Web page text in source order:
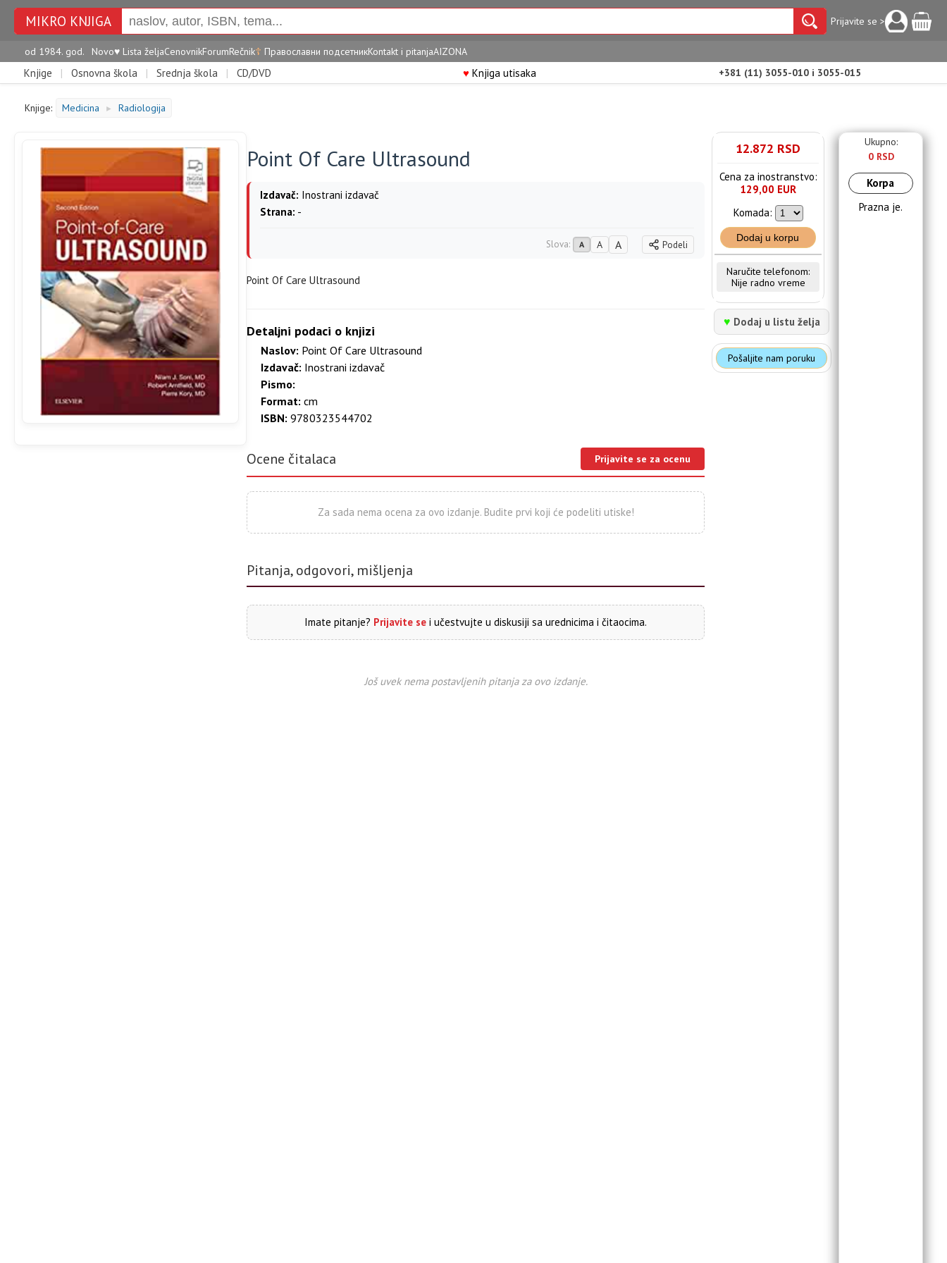
MIKRO KNJIGA Prijavite se >
od 1984. god. Novo♥ Lista željaCenovnikForumRečnik☦ Православни подсетникKontakt i pitanjaAIZONA
Knjige | Osnovna škola | Srednja škola | CD/DVD ♥Knjiga utisaka +381 (11) 3055-010 i 3055-015
Knjige: Medicina ► Radiologija
Point Of Care Ultrasound
Izdavač: Inostrani izdavač
Strana: -
Slova: A A A Podeli
Point Of Care Ultrasound
Detaljni podaci o knjizi
Naslov: Point Of Care Ultrasound
Izdavač: Inostrani izdavač
Pismo:
Format: cm
ISBN: 9780323544702
Ocene čitalaca Prijavite se za ocenu
Za sada nema ocena za ovo izdanje. Budite prvi koji će podeliti utiske!
Pitanja, odgovori, mišljenja
Imate pitanje? Prijavite se i učestvujte u diskusiji sa urednicima i čitaocima.
Još uvek nema postavljenih pitanja za ovo izdanje.
12.872 RSD
Cena za inostranstvo:
129,00 EUR
Komada:
Dodaj u korpu
Naručite telefonom:
Nije radno vreme
♥ Dodaj u listu želja
Pošaljite nam poruku
Ukupno:
0 RSD
Korpa
Prazna je.